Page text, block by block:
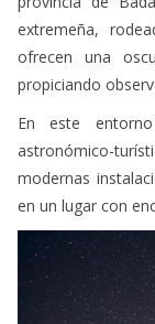
extremeña,
ofrecen una
propiciando
modernas